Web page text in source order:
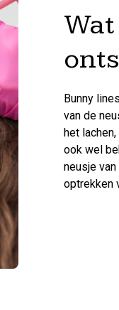
Bunny
van de
het
ook wel
neusje
optrekken